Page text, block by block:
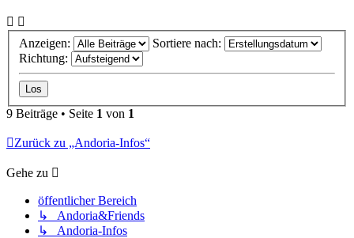
Anzeigen:
Sortiere nach:
Richtung:
9 Beiträge • Seite 1 von 1
Zurück zu „Andoria-Infos“
Gehe zu
öffentlicher Bereich
↳ Andoria&Friends
↳ Andoria-Infos